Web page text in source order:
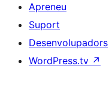
Apreneu
Suport
Desenvolupadors
WordPress.tv ↗